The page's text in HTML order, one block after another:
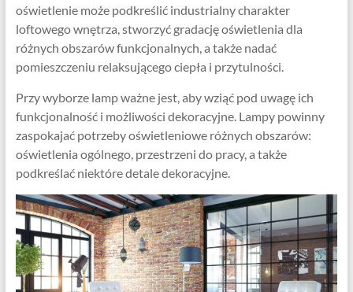
oświetlenie może podkreślić industrialny charakter
loftowego wnętrza, stworzyć gradację oświetlenia dla
różnych obszarów funkcjonalnych, a także nadać
pomieszczeniu relaksującego ciepła i przytulności.
Przy wyborze lamp ważne jest, aby wziąć pod uwagę ich
funkcjonalność i możliwości dekoracyjne. Lampy powinny
zaspokajać potrzeby oświetleniowe różnych obszarów:
oświetlenia ogólnego, przestrzeni do pracy, a także
podkreślać niektóre detale dekoracyjne.